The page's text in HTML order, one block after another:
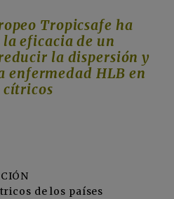
Tropicsafe ha
eficacia de un
la dispersión y
enfermedad HLB en
cítricos
de los países